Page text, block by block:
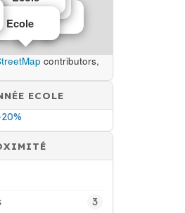
Ecole
contributors,
ECOLE
3